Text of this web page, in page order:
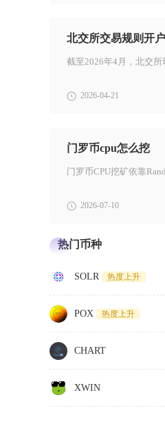
北交所交易规则开
2026-04-21
门罗币cpu怎么挖
2026-07-10
热门币种
SOLR 热度上升
POX 热度上升
CHART
XWIN